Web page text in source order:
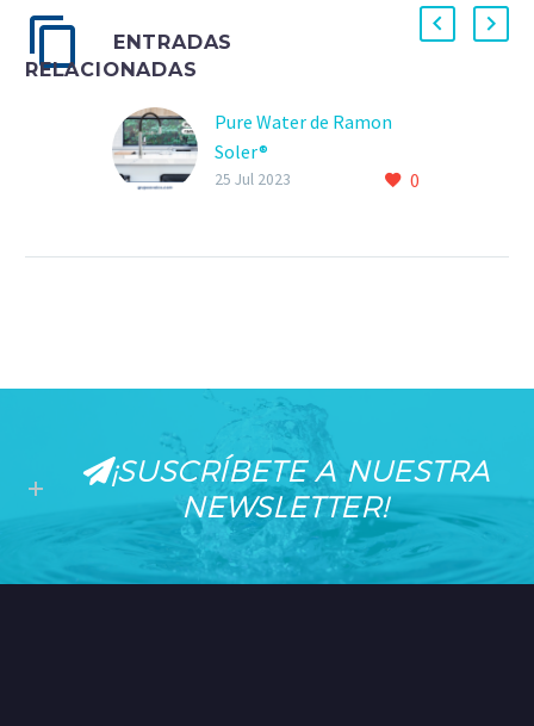
ENTRADAS
RELACIONADAS
Pure Water de Ramon
Soler®
0
25 Jul 2023
¡SUSCRÍBETE A NUESTRA
NEWSLETTER!